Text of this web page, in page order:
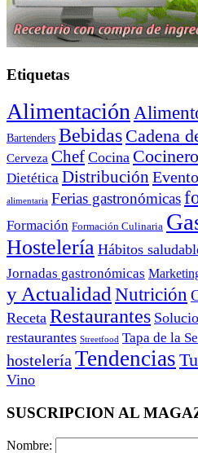
Etiquetas
Alimentación
Bartenders Bebidas Cadena
Cerveza Chef Cocina
Dietética Distribución
alimentaria Ferias gastronómicas
Formación Formación Culinaria
Hostelería Hábitos
Jornadas gastronómicas
y ActualidadNutrición
Receta Restaurantes
restaurantes Streetfood Tapa de la
hosteleríaTendencias
Vino
SUSCRIPCION AL
Nombre: